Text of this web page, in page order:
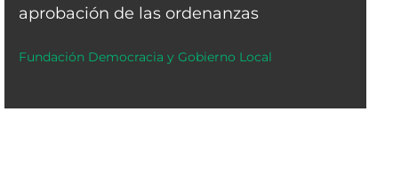
aprobación de las ordenanzas
Fundación Democracia y Gobierno Local